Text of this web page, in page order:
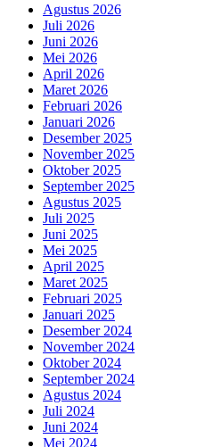
Agustus 2026
Juli 2026
Juni 2026
Mei 2026
April 2026
Maret 2026
Februari 2026
Januari 2026
Desember 2025
November 2025
Oktober 2025
September 2025
Agustus 2025
Juli 2025
Juni 2025
Mei 2025
April 2025
Maret 2025
Februari 2025
Januari 2025
Desember 2024
November 2024
Oktober 2024
September 2024
Agustus 2024
Juli 2024
Juni 2024
Mei 2024